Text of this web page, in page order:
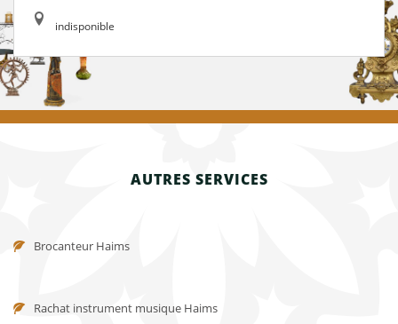
indisponible
AUTRES SERVICES
Brocanteur Haims
Rachat instrument musique Haims